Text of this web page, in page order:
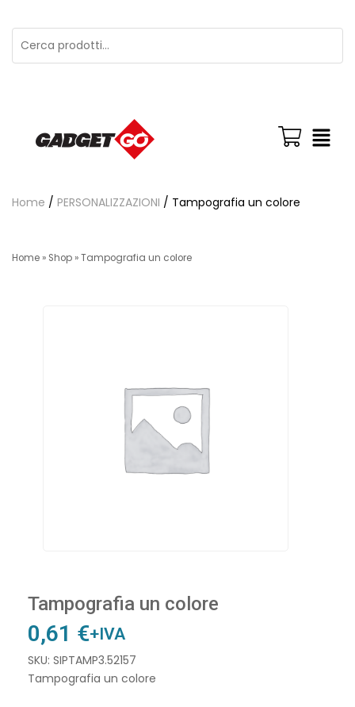
Home / PERSONALIZZAZIONI / Tampografia un colore
Home » Shop »Tampografia un colore
Tampografia un colore
0,61 €+IVA
SKU: SIPTAMP3.52157
Tampografia un colore